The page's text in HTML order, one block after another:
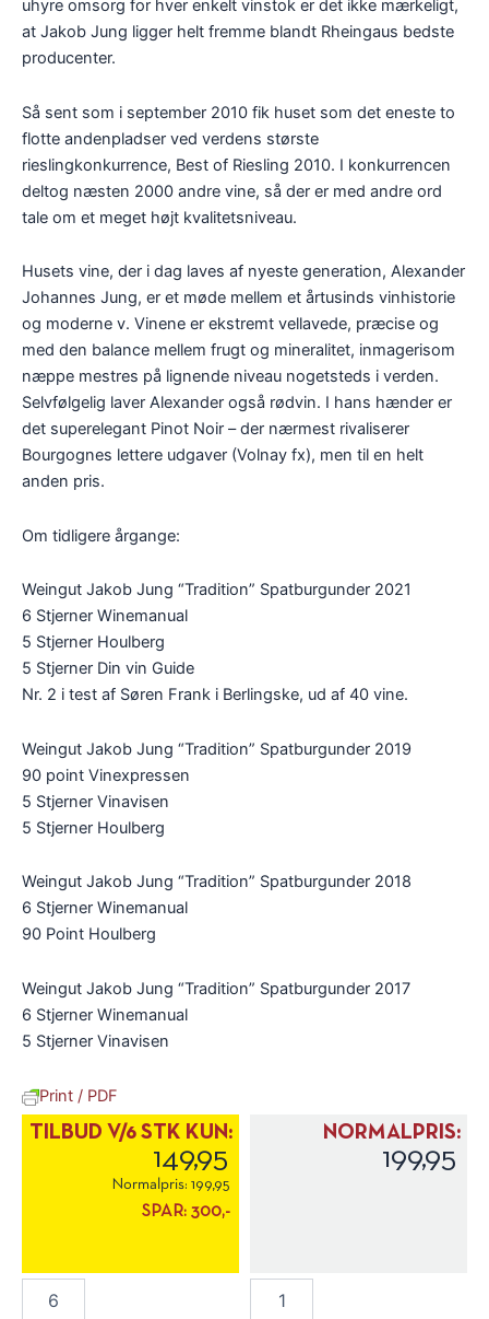
uhyre omsorg for hver enkelt vinstok er det ikke mærkeligt,
at Jakob Jung ligger helt fremme blandt Rheingaus bedste
producenter.
Så sent som i september 2010 fik huset som det eneste to
flotte andenpladser ved verdens største
rieslingkonkurrence, Best of Riesling 2010. I konkurrencen
deltog næsten 2000 andre vine, så der er med andre ord
tale om et meget højt kvalitetsniveau.
Husets vine, der i dag laves af nyeste generation, Alexander
Johannes Jung, er et møde mellem et årtusinds vinhistorie
og moderne v. Vinene er ekstremt vellavede, præcise og
med den balance mellem frugt og mineralitet, inmagerisom
næppe mestres på lignende niveau nogetsteds i verden.
Selvfølgelig laver Alexander også rødvin. I hans hænder er
det superelegant Pinot Noir – der nærmest rivaliserer
Bourgognes lettere udgaver (Volnay fx), men til en helt
anden pris.
Om tidligere årgange:
Weingut Jakob Jung “Tradition” Spatburgunder 2021
6 Stjerner Winemanual
5 Stjerner Houlberg
5 Stjerner Din vin Guide
Nr. 2 i test af Søren Frank i Berlingske, ud af 40 vine.
Weingut Jakob Jung “Tradition” Spatburgunder 2019
90 point Vinexpressen
5 Stjerner Vinavisen
5 Stjerner Houlberg
Weingut Jakob Jung “Tradition” Spatburgunder 2018
6 Stjerner Winemanual
90 Point Houlberg
Weingut Jakob Jung “Tradition” Spatburgunder 2017
6 Stjerner Winemanual
5 Stjerner Vinavisen
Print / PDF
TILBUD V/6 STK KUN:
149,95
Normalpris: 199,95
SPAR: 300,-
Jakob
NORMALPRIS:
199,95
Jakob